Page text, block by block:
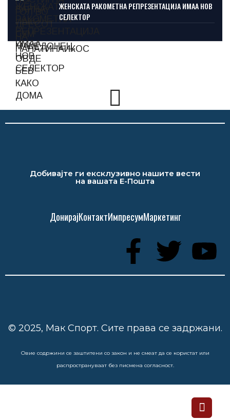
ЖЕНСКАТА РАКОМЕТНА РЕПРЕЗЕНТАЦИЈА ИМАА НОВ
СЕЛЕКТОР
Добивајте ги ексклузивно нашите вести
на вашата Е-Пошта
ДонирајКонтактИмпресумМаркетинг
© 2025, Мак Спорт. Сите права се задржани.
Овие содржини се заштитени со закон и не смеат да се користат или
распространуваат без писмена согласност.